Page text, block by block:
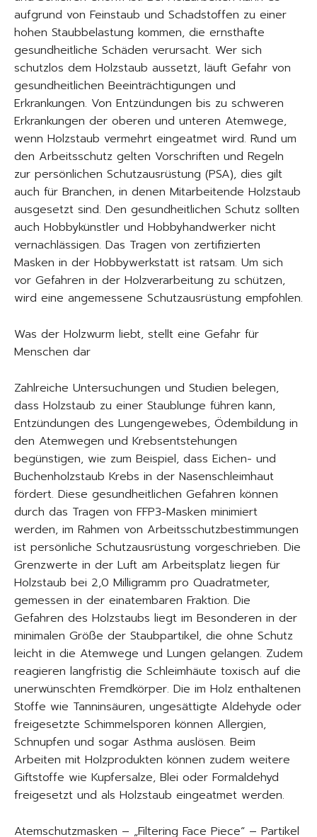
aufgrund von Feinstaub und Schadstoffen zu einer
hohen Staubbelastung kommen, die ernsthafte
gesundheitliche Schäden verursacht. Wer sich
schutzlos dem Holzstaub aussetzt, läuft Gefahr von
gesundheitlichen Beeinträchtigungen und
Erkrankungen. Von Entzündungen bis zu schweren
Erkrankungen der oberen und unteren Atemwege,
wenn Holzstaub vermehrt eingeatmet wird. Rund um
den Arbeitsschutz gelten Vorschriften und Regeln
zur persönlichen Schutzausrüstung (PSA), dies gilt
auch für Branchen, in denen Mitarbeitende Holzstaub
ausgesetzt sind. Den gesundheitlichen Schutz sollten
auch Hobbykünstler und Hobbyhandwerker nicht
vernachlässigen. Das Tragen von zertifizierten
Masken in der Hobbywerkstatt ist ratsam. Um sich
vor Gefahren in der Holzverarbeitung zu schützen,
wird eine angemessene Schutzausrüstung empfohlen.
Was der Holzwurm liebt, stellt eine Gefahr für
Menschen dar
Zahlreiche Untersuchungen und Studien belegen,
dass Holzstaub zu einer Staublunge führen kann,
Entzündungen des Lungengewebes, Ödembildung in
den Atemwegen und Krebsentstehungen
begünstigen, wie zum Beispiel, dass Eichen- und
Buchenholzstaub Krebs in der Nasenschleimhaut
fördert. Diese gesundheitlichen Gefahren können
durch das Tragen von FFP3-Masken minimiert
werden, im Rahmen von Arbeitsschutzbestimmungen
ist persönliche Schutzausrüstung vorgeschrieben. Die
Grenzwerte in der Luft am Arbeitsplatz liegen für
Holzstaub bei 2,0 Milligramm pro Quadratmeter,
gemessen in der einatembaren Fraktion. Die
Gefahren des Holzstaubs liegt im Besonderen in der
minimalen Größe der Staubpartikel, die ohne Schutz
leicht in die Atemwege und Lungen gelangen. Zudem
reagieren langfristig die Schleimhäute toxisch auf die
unerwünschten Fremdkörper. Die im Holz enthaltenen
Stoffe wie Tanninsäuren, ungesättigte Aldehyde oder
freigesetzte Schimmelsporen können Allergien,
Schnupfen und sogar Asthma auslösen. Beim
Arbeiten mit Holzprodukten können zudem weitere
Giftstoffe wie Kupfersalze, Blei oder Formaldehyd
freigesetzt und als Holzstaub eingeatmet werden.
Atemschutzmasken – „Filtering Face Piece“ – Partikel